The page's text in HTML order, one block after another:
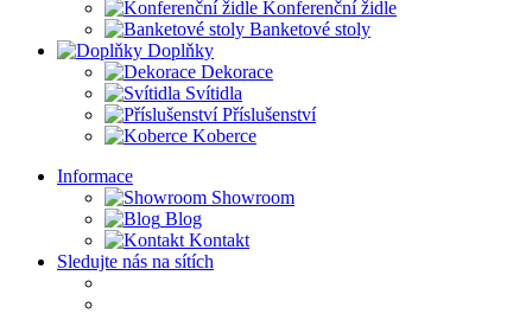
Konferenční židle
Banketové stoly
Doplňky
Dekorace
Svítidla
Příslušenství
Koberce
Informace
Showroom
Blog
Kontakt
Sledujte nás na sítích